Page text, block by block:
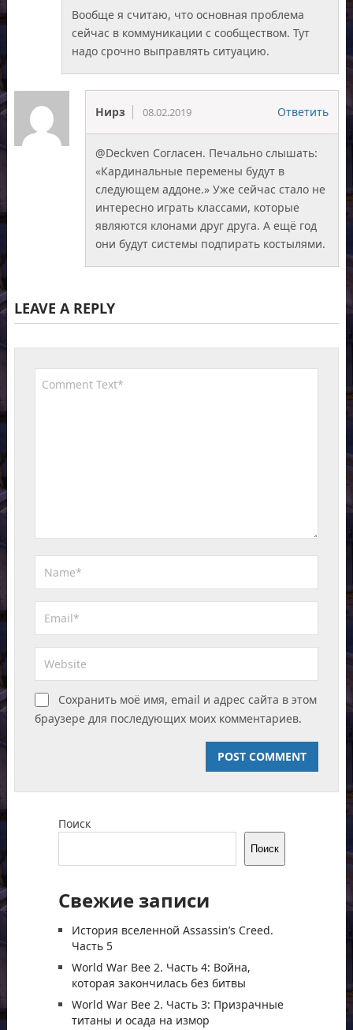
Вообще я считаю, что основная проблема
сейчас в коммуникации с сообществом. Тут
надо срочно выправлять ситуацию.
Нирз 08.02.2019 Ответить
@Deckven Согласен. Печально слышать:
«Кардинальные перемены будут в
следующем аддоне.» Уже сейчас стало не
интересно играть классами, которые
являются клонами друг друга. А ещё год
они будут системы подпирать костылями.
LEAVE A REPLY
Сохранить моё имя, email и адрес сайта в этом
браузере для последующих моих комментариев.
Поиск
Поиск
Свежие записи
История вселенной Assassin’s Creed.
Часть 5
World War Bee 2. Часть 4: Война,
которая закончилась без битвы
World War Bee 2. Часть 3: Призрачные
титаны и осада на измор